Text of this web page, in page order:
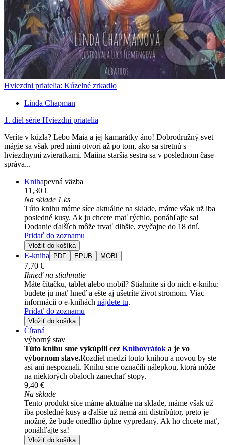
Hviezdni priatelia: Kúzelné zrkadlo
Linda Chapman
1. diel série Hviezdni priatelia
Veríte v kúzla? Lebo Maia a jej kamarátky áno! Dobrodružný svet
mágie sa však pred nimi otvorí až po tom, ako sa stretnú s
hviezdnymi zvieratkami. Maiina staršia sestra sa v poslednom čase
správa...
Knihapevná väzba
11,30 €
Na sklade 1 ks
Túto knihu máme síce aktuálne na sklade, máme však už iba
posledné kusy. Ak ju chcete mať rýchlo, ponáhľajte sa!
Dodanie ďalších môže trvať dlhšie, zvyčajne do 18 dní.
Pridať do zoznamu
Vložiť do košíka
E-kniha PDF EPUB MOBI
7,70 €
Ihneď na stiahnutie
Máte čítačku, tablet alebo mobil? Stiahnite si do nich e-knihu:
budete ju mať hneď a ešte aj ušetríte život stromom. Viac
informácii o e-knihách nájdete tu.
Pridať do zoznamu
Vložiť do košíka
Čítaná
výborný stav
Túto knihu sme vykúpili cez Knihovrátok a je vo
výbornom stave.Rozdiel medzi touto knihou a novou by ste
asi ani nespoznali. Knihu sme označili nálepkou, ktorá môže
na niektorých obaloch zanechať stopy.
9,40 €
Na sklade
Tento produkt síce máme aktuálne na sklade, máme však už
iba posledné kusy a ďalšie už nemá ani distribútor, preto je
možné, že bude onedlho úplne vypredaný. Ak ho chcete mať,
ponáhľajte sa!
Vložiť do košíka